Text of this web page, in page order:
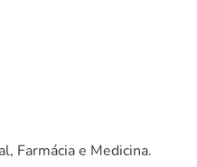
Farmácia e Medicina.